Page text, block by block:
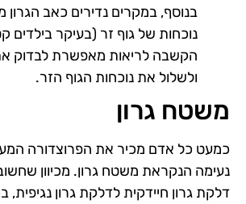
בנוסף, במקרים נדירים כאב הגרון
נוכחות של גוף זר (בעיקר בילדים
הקשבה לריאות מאפשרת לבדוק
ולשלול את נוכחות הגוף הזר.
משטח גרון
כמעט כל אדם מכיר את הפרוצדורה
נעימה הנקראת משטח גרון. מכיוון
דלקת גרון חיידקית לדלקת גרון נגיפית,